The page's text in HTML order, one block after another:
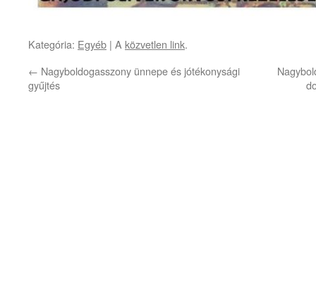
Kategória: Egyéb | A közvetlen link.
← Nagyboldogasszony ünnepe és jótékonysági
gyűjtés